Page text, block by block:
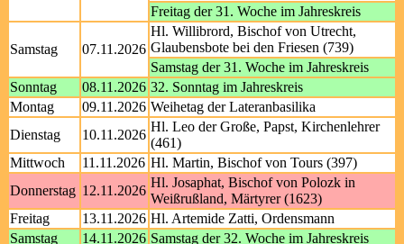
Freitag der 31. Woche im Jahreskreis
Samstag 07.11.2026
Hl. Willibrord, Bischof von Utrecht,
Glaubensbote bei den Friesen (739)
Samstag der 31. Woche im Jahreskreis
Sonntag
08.11.2026 32. Sonntag im Jahreskreis
Montag
09.11.2026 Weihetag der Lateranbasilika
Dienstag
10.11.2026
Hl. Leo der Große, Papst, Kirchenlehrer
(461)
Mittwoch
11.11.2026 Hl. Martin, Bischof von Tours (397)
Donnerstag 12.11.2026
Hl. Josaphat, Bischof von Polozk in
Weißrußland, Märtyrer (1623)
Freitag
13.11.2026 Hl. Artemide Zatti, Ordensmann
Samstag
14.11.2026 Samstag der 32. Woche im Jahreskreis